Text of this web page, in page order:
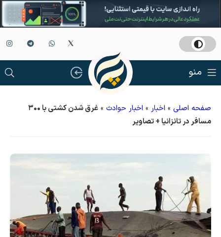
منو
صفحه اصلی » اخبار » اخبار حوادث »
غرق شدن کشتی با ۳۰۰
مسافر در تانزانیا + تصاویر